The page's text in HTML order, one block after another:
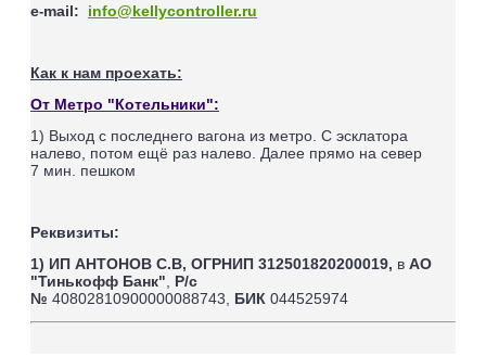
e-mail: info@kellycontroller.ru
Как к нам проехать:
От Метро "Котельники":
1) Выход с последнего вагона из метро. С эсклатора
налево, потом ещё раз налево. Далее прямо на север
7 мин. пешком
Реквизиты:
1) ИП АНТОНОВ С.В, ОГРНИП 312501820200019, в АО
"Тинькофф Банк"
Р/с
№ 40802810900000088743, БИК 044525974